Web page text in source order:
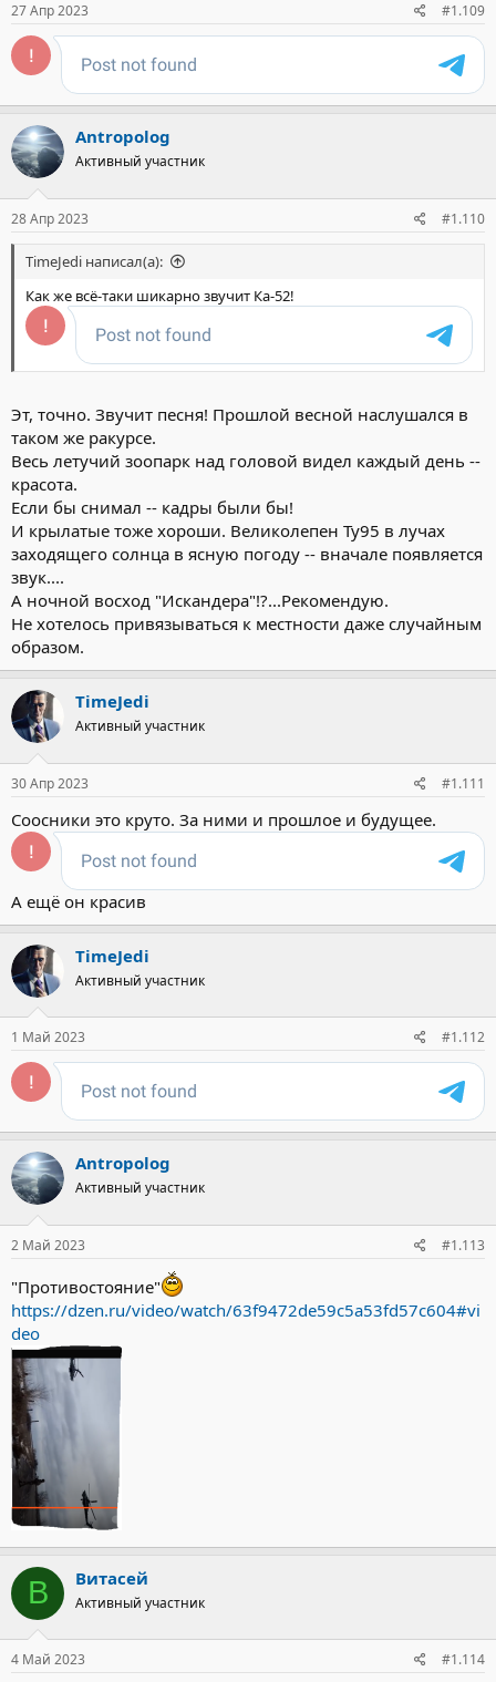
27 Апр 2023 #1.109
Antropolog
Активный участник
28 Апр 2023 #1.110
TimeJedi написал(а):
Как же всё-таки шикарно звучит Ка-52!
Эт, точно. Звучит песня! Прошлой весной наслушался в
таком же ракурсе.
Весь летучий зоопарк над головой видел каждый день --
красота.
Если бы снимал -- кадры были бы!
И крылатые тоже хороши. Великолепен Ту95 в лучах
заходящего солнца в ясную погоду -- вначале появляется
звук....
А ночной восход "Искандера"!?...Рекомендую.
Не хотелось привязываться к местности даже случайным
образом.
TimeJedi
Активный участник
30 Апр 2023 #1.111
Соосники это круто. За ними и прошлое и будущее.
А ещё он красив
TimeJedi
Активный участник
1 Май 2023 #1.112
Antropolog
Активный участник
2 Май 2023 #1.113
"Противостояние"
https://dzen.ru/video/watch/63f9472de59c5a53fd57c604#vi
deo
В Витасей
Активный участник
4 Май 2023 #1.114